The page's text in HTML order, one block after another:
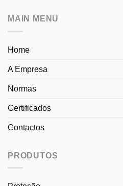
MAIN MENU
Home
A Empresa
Normas
Certificados
Contactos
PRODUTOS